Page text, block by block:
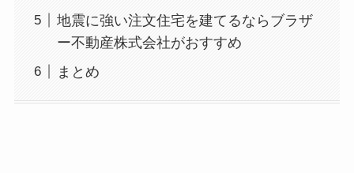
地震に強い注文住宅を建てるならブラザ
ー不動産株式会社がおすすめ
まとめ